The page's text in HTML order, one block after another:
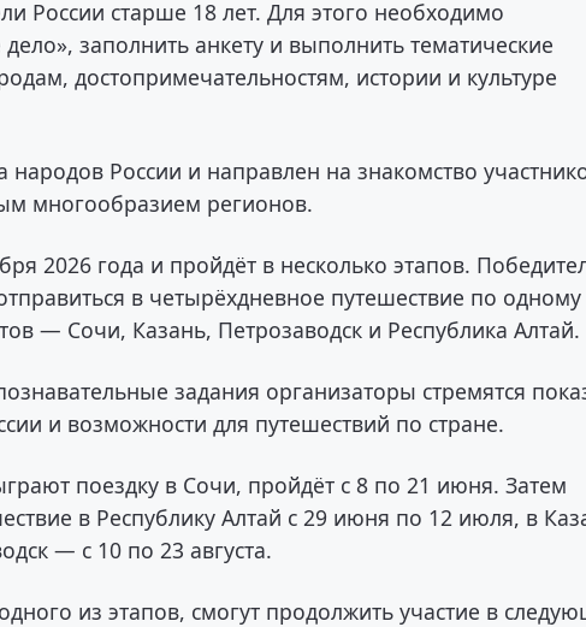
России старше 18 лет. Для этого необходимо
заполнить анкету и выполнить тематические
достопримечательностям, истории и культуре
народов России и направлен на знакомство
многообразием регионов.
2026 года и пройдёт в несколько этапов.
в четырёхдневное путешествие по
— Сочи, Казань, Петрозаводск и Республика Алтай.
задания организаторы стремятся
и возможности для путешествий по стране.
поездку в Сочи, пройдёт с 8 по 21 июня. Затем
в Республику Алтай с 29 июня по 12 июля, в
— с 10 по 23 августа.
из этапов, смогут продолжить участие в